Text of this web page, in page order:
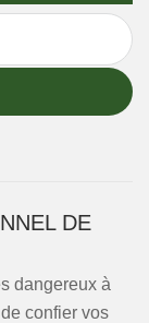
DE
dangereux à
confier vos